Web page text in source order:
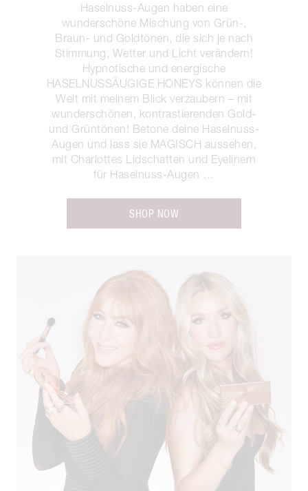
Haselnuss-Augen haben eine
wunderschöne Mischung von Grün-,
Braun- und Goldtönen, die sich je nach
Stimmung, Wetter und Licht verändern!
Hypnotische und energische
HASELNUSSÄUGIGE HONEYS können die
Welt mit meinem Blick verzaubern – mit
wunderschönen, kontrastierenden Gold-
und Grüntönen! Betone deine Haselnuss-
Augen und lass sie MAGISCH aussehen,
mit Charlottes Lidschatten und Eyelinern
für Haselnuss-Augen …
SHOP NOW